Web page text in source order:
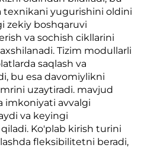
texnikani yugurishini oldini
zekiy boshqaruvi
va sochish cikllarini
Tizim modullarli
saqlash va
bu esa davomiylikni
uzaytiradi. mavjud
imkoniyati avvalgi
va keyingi
Ko'plab kirish turini
fleksibilitetni beradi,